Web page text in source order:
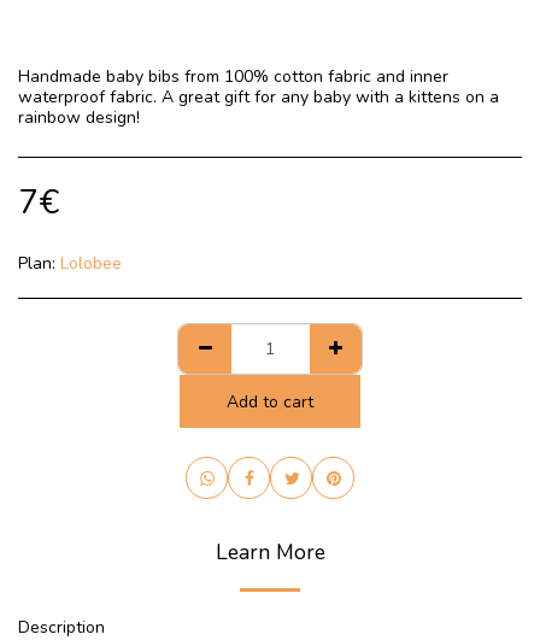
Handmade baby bibs from 100% cotton fabric and inner
waterproof fabric. A great gift for any baby with a kittens on a
rainbow design!
7€
Plan: Lolobee
Add to cart
Learn More
Description